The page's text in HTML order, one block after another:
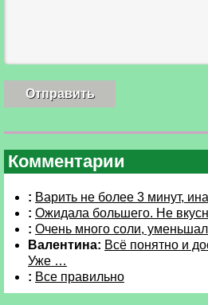
Комментарии
: Варить не более 3 минут,
: Ожидала большего. Не
: Очень много соли,
Валентина: Всё понятно и
Уже …
: Все правильно